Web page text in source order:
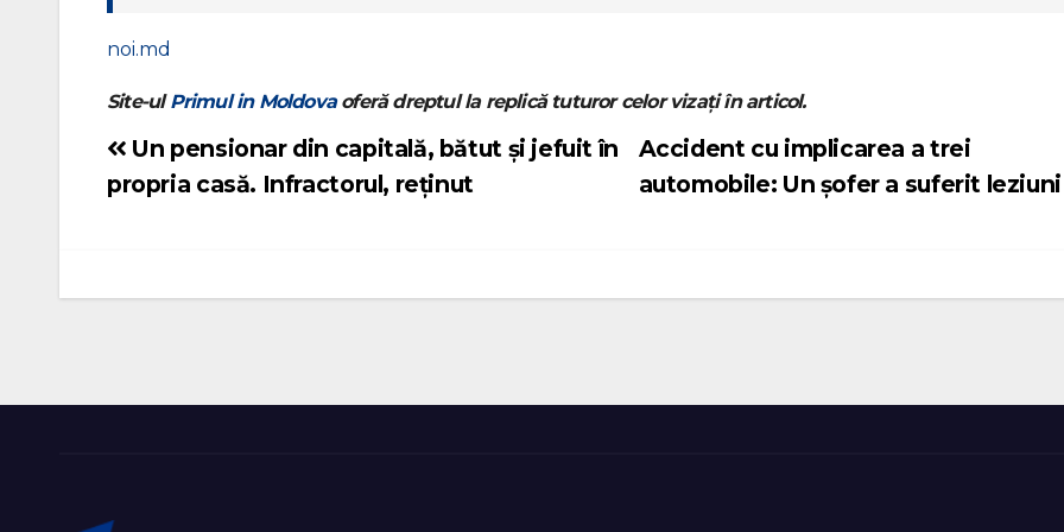
noi.md
Site-ulPrimul in Moldovaoferă dreptul la replică tuturor celor vizați în articol.
Navigare
în
Accident cu implicarea a trei
automobile: Un șofer a suferit
Un pensionar din capitală, bătut și jefuit în
propria casă. Infractorul, reținut